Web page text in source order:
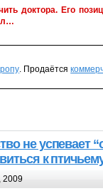
доктора. Его
. Продаётся
не успевает
к
2009